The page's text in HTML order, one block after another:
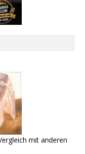
mit anderen